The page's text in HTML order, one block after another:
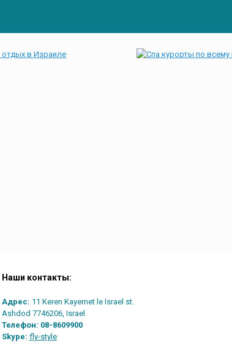
Наши контакты:
Адрес: 11 Keren Kayemet le Israel st.
Ashdod 7746206, Israel
Телефон: 08-8609900
Skype: fly-style